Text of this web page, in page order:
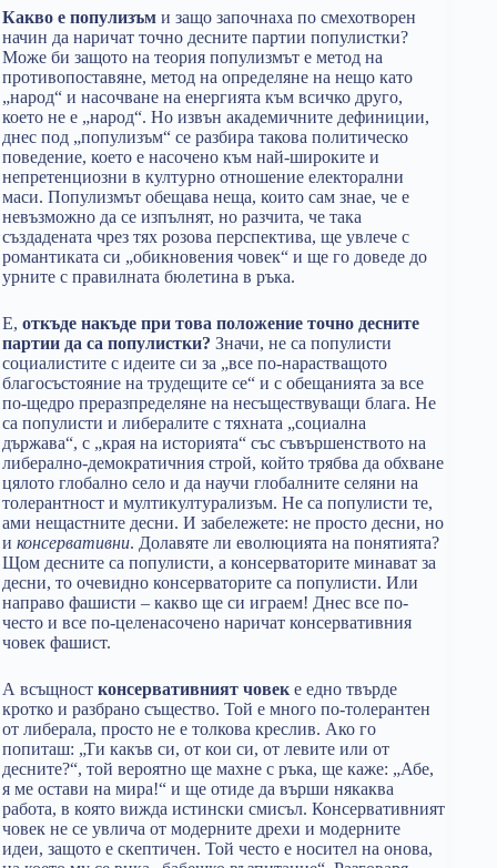
Какво е популизъм и защо започнаха по смехотворен
начин да наричат точно десните партии популистки?
Може би защото на теория популизмът е метод на
противопоставяне, метод на определяне на нещо като
„народ“ и насочване на енергията към всичко друго,
което не е „народ“. Но извън академичните дефиниции,
днес под „популизъм“ се разбира такова политическо
поведение, което е насочено към най-широките и
непретенциозни в културно отношение електорални
маси. Популизмът обещава неща, които сам знае, че е
невъзможно да се изпълнят, но разчита, че така
създадената чрез тях розова перспектива, ще увлече с
романтиката си „обикновения човек“ и ще го доведе до
урните с правилната бюлетина в ръка.
Е, откъде накъде при това положение точно десните
партии да са популистки? Значи, не са популисти
социалистите с идеите си за „все по-нарастващото
благосъстояние на трудещите се“ и с обещанията за все
по-щедро преразпределяне на несъществуващи блага. Не
са популисти и либералите с тяхната „социална
държава“, с „края на историята“ със съвършенството на
либерално-демократичния строй, който трябва да обхване
цялото глобално село и да научи глобалните селяни на
толерантност и мултикултурализъм. Не са популисти те,
ами нещастните десни. И забележете: не просто десни, но
и консервативни. Долавяте ли еволюцията на понятията?
Щом десните са популисти, а консерваторите минават за
десни, то очевидно консерваторите са популисти. Или
направо фашисти – какво ще си играем! Днес все по-
често и все по-целенасочено наричат консервативния
човек фашист.
А всъщност консервативният човек е едно твърде
кротко и разбрано същество. Той е много по-толерантен
от либерала, просто не е толкова креслив. Ако го
попиташ: „Ти какъв си, от кои си, от левите или от
десните?“, той вероятно ще махне с ръка, ще каже: „Абе,
я ме остави на мира!“ и ще отиде да върши някаква
работа, в която вижда истински смисъл. Консервативният
човек не се увлича от модерните дрехи и модерните
идеи, защото е скептичен. Той често е носител на онова,